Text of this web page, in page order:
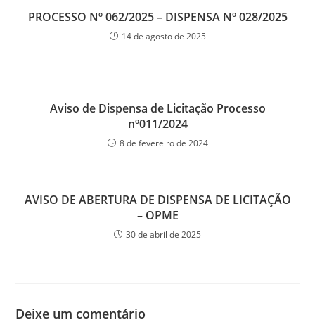
PROCESSO Nº 062/2025 – DISPENSA Nº 028/2025
14 de agosto de 2025
Aviso de Dispensa de Licitação Processo
nº011/2024
8 de fevereiro de 2024
AVISO DE ABERTURA DE DISPENSA DE LICITAÇÃO
– OPME
30 de abril de 2025
Deixe um comentário